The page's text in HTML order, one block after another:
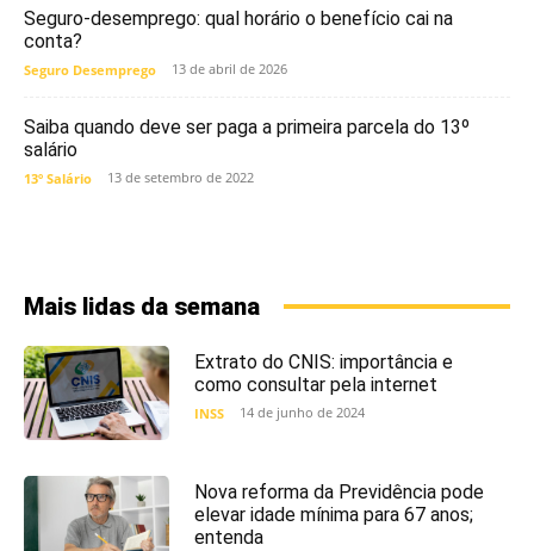
Seguro-desemprego: qual horário o benefício cai na
conta?
Seguro Desemprego 13 de abril de 2026
Saiba quando deve ser paga a primeira parcela do 13º
salário
13º Salário 13 de setembro de 2022
Mais lidas da semana
Extrato do CNIS: importância e
como consultar pela internet
INSS 14 de junho de 2024
Nova reforma da Previdência pode
elevar idade mínima para 67 anos;
entenda